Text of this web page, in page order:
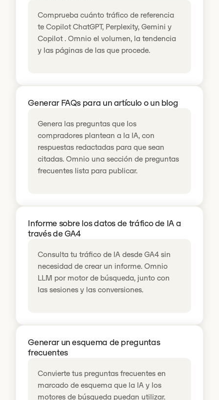
Comprueba cuánto tráfico de referencia
te Copilot ChatGPT, Perplexity, Gemini y
Copilot . Omnio el volumen, la tendencia
y las páginas de las que procede.
Generar FAQs para un artículo o un blog
Genera las preguntas que los
compradores plantean a la IA, con
respuestas redactadas para que sean
citadas. Omnio una sección de preguntas
frecuentes lista para publicar.
Informe sobre los datos de tráfico de IA a
través de GA4
Consulta tu tráfico de IA desde GA4 sin
necesidad de crear un informe. Omnio
LLM por motor de búsqueda, junto con
las sesiones y las conversiones.
Generar un esquema de preguntas
frecuentes
Convierte tus preguntas frecuentes en
marcado de esquema que la IA y los
motores de búsqueda puedan utilizar.